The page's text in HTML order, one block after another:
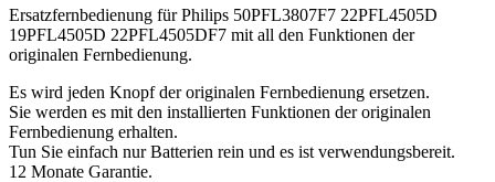
Ersatzfernbedienung fürPhilips 50PFL3807F7 22PFL4505D
19PFL4505D 22PFL4505DF7 mit all den Funktionen der
originalen Fernbedienung.
Es wird jeden Knopf der originalen Fernbedienung ersetzen.
Sie werden es mit den installierten Funktionen der originalen
Fernbedienung erhalten.
Tun Sie einfach nur Batterien rein und es ist verwendungsbereit.
12 Monate Garantie.